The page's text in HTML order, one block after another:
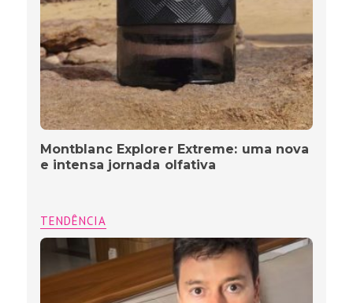
Montblanc Explorer Extreme: uma nova
e intensa jornada olfativa
TENDÊNCIA